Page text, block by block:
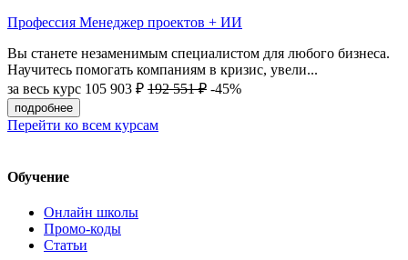
Профессия Менеджер проектов + ИИ
Вы станете незаменимым специалистом для любого бизнеса.
Научитесь помогать компаниям в кризис, увели...
за весь курс 105 903 ₽ 192 551 ₽ -45%
подробнее
Перейти ко всем курсам
Обучение
Онлайн школы
Промо-коды
Статьи